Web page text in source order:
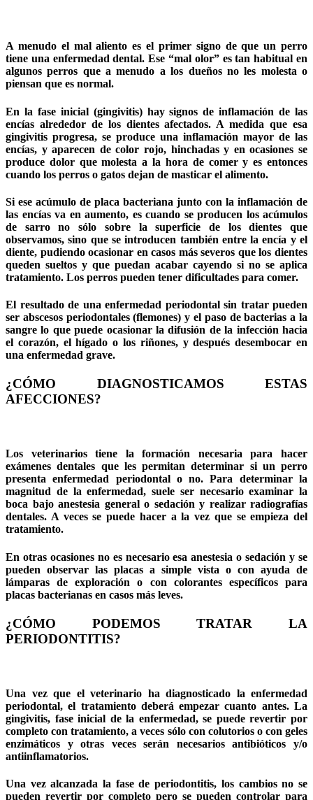
A menudo el mal aliento es el primer signo de que un perro
tiene una enfermedad dental. Ese “mal olor” es tan habitual en
algunos perros que a menudo a los dueños no les molesta o
piensan que es normal.
En la fase inicial (gingivitis) hay signos de inflamación de las
encías alrededor de los dientes afectados. A medida que esa
gingivitis progresa, se produce una inflamación mayor de las
encías, y aparecen de color rojo, hinchadas y en ocasiones se
produce dolor que molesta a la hora de comer y es entonces
cuando los perros o gatos dejan de masticar el alimento.
Si ese acúmulo de placa bacteriana junto con la inflamación de
las encías va en aumento, es cuando se producen los acúmulos
de sarro no sólo sobre la superficie de los dientes que
observamos, sino que se introducen también entre la encía y el
diente, pudiendo ocasionar en casos más severos que los dientes
queden sueltos y que puedan acabar cayendo si no se aplica
tratamiento. Los perros pueden tener dificultades para comer.
El resultado de una enfermedad periodontal sin tratar pueden
ser abscesos periodontales (flemones) y el paso de bacterias a la
sangre lo que puede ocasionar la difusión de la infección hacia
el corazón, el hígado o los riñones, y después desembocar en
una enfermedad grave.
¿CÓMO DIAGNOSTICAMOS ESTAS
AFECCIONES?
Los veterinarios tiene la formación necesaria para hacer
exámenes dentales que les permitan determinar si un perro
presenta enfermedad periodontal o no. Para determinar la
magnitud de la enfermedad, suele ser necesario examinar la
boca bajo anestesia general o sedación y realizar radiografías
dentales. A veces se puede hacer a la vez que se empieza del
tratamiento.
En otras ocasiones no es necesario esa anestesia o sedación y se
pueden observar las placas a simple vista o con ayuda de
lámparas de exploración o con colorantes específicos para
placas bacterianas en casos más leves.
¿CÓMO PODEMOS TRATAR LA
PERIODONTITIS?
Una vez que el veterinario ha diagnosticado la enfermedad
periodontal, el tratamiento deberá empezar cuanto antes. La
gingivitis, fase inicial de la enfermedad, se puede revertir por
completo con tratamiento, a veces sólo con colutorios o con geles
enzimáticos y otras veces serán necesarios antibióticos y/o
antiinflamatorios.
Una vez alcanzada la fase de periodontitis, los cambios no se
pueden revertir por completo pero se pueden controlar para